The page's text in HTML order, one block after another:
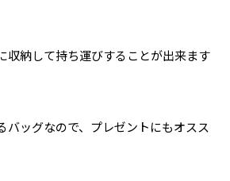
収納して持ち運びすることが出来ます
バッグなので、プレゼントにもオスス